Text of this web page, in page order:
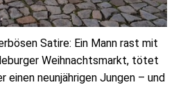
Satire: Ein Mann rast mit
Weihnachtsmarkt, tötet
einen neunjährigen Jungen – und